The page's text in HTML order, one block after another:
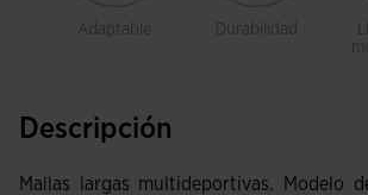
Adaptable Durabilidad
Descripción
Mallas largas multideportivas. Modelo